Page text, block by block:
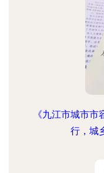
《九江市城市
行，城